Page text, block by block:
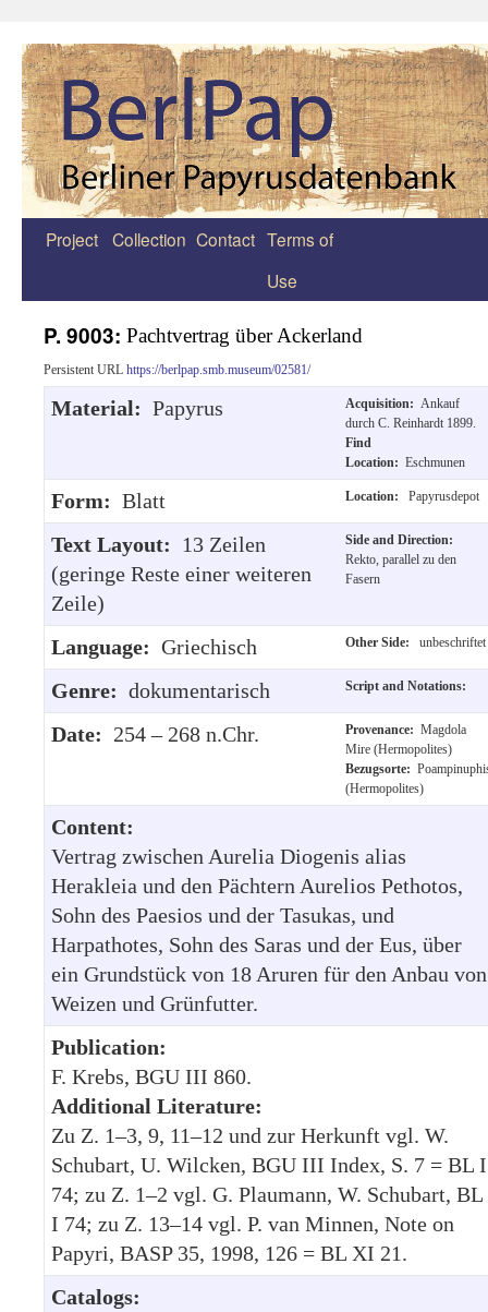
Zum
Project Collection Contact Terms of
Use
P. 9003: Pachtvertrag über Ackerland
Persistent URL https://berlpap.smb.museum/02581/
Material: Papyrus Acquisition: Ankauf
durch C. Reinhardt 1899.
Find
Location: Eschmunen
Form: Blatt Location: Papyrusdepot
Text Layout: 13 Zeilen
(geringe Reste einer weiteren
Zeile)
Side and Direction:
Rekto, parallel zu den
Fasern
Language: Griechisch Other Side: unbeschriftet
Genre: dokumentarisch Script and Notations:
Date: 254 – 268 n.Chr. Provenance: Magdola
Mire (Hermopolites)
Bezugsorte:
(Hermopolites)
Content:
Vertrag zwischen Aurelia Diogenis alias
Herakleia und den Pächtern Aurelios Pethotos,
Sohn des Paesios und der Tasukas, und
Harpathotes, Sohn des Saras und der Eus, über
ein Grundstück von 18 Aruren für den Anbau von
Weizen und Grünfutter.
Publication:
F. Krebs, BGU III 860.
Additional Literature:
Zu Z. 1–3, 9, 11–12 und zur Herkunft vgl. W.
Schubart, U. Wilcken, BGU III Index, S. 7 = BL I
74; zu Z. 1–2 vgl. G. Plaumann, W. Schubart, BL
I 74; zu Z. 13–14 vgl. P. van Minnen, Note on
Papyri, BASP 35, 1998, 126 = BL XI 21.
Catalogs: